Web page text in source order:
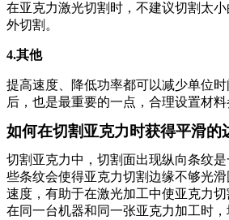
在亚克力激光切割时，不建议切割太
外切割。
4.其他
提高速度、降低功率都可以减少单位
后，也是最重要的一点，合理设置材料
如何在切割亚克力时获得平滑的
切割亚克力中，切割面出现纵向条纹
些条纹会使得亚克力切割边缘不够光
速度，有助于在激光加工中使亚克力
在同一台机器和同一张亚克力加工时